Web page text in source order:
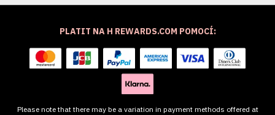
PLATIT NA H REWARDS.COM POMOCÍ:
Please note that there may be a variation in payment methods offered at